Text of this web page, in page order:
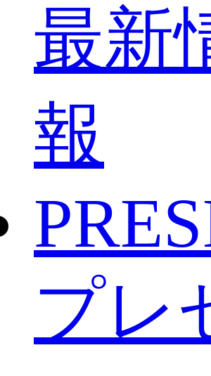
最新
報
プレ